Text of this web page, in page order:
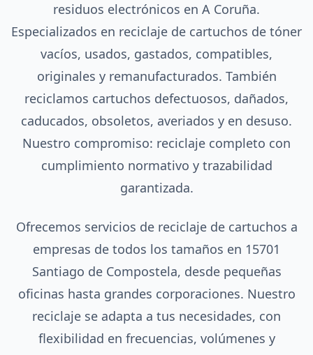
residuos electrónicos en A Coruña.
Especializados en reciclaje de cartuchos de tóner
vacíos, usados, gastados, compatibles,
originales y remanufacturados. También
reciclamos cartuchos defectuosos, dañados,
caducados, obsoletos, averiados y en desuso.
Nuestro compromiso: reciclaje completo con
cumplimiento normativo y trazabilidad
garantizada.
Ofrecemos servicios de reciclaje de cartuchos a
empresas de todos los tamaños en 15701
Santiago de Compostela, desde pequeñas
oficinas hasta grandes corporaciones. Nuestro
reciclaje se adapta a tus necesidades, con
flexibilidad en frecuencias, volúmenes y